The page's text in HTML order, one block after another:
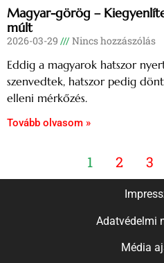
Magyar-görög –
múlt
2026-03-29 Nincs hozzászólás
Eddig a magyarok hatszor
szenvedtek, hatszor pedig
elleni mérkőzés.
Tovább olvasom »
1 2 3
Adatvédelmi
Média